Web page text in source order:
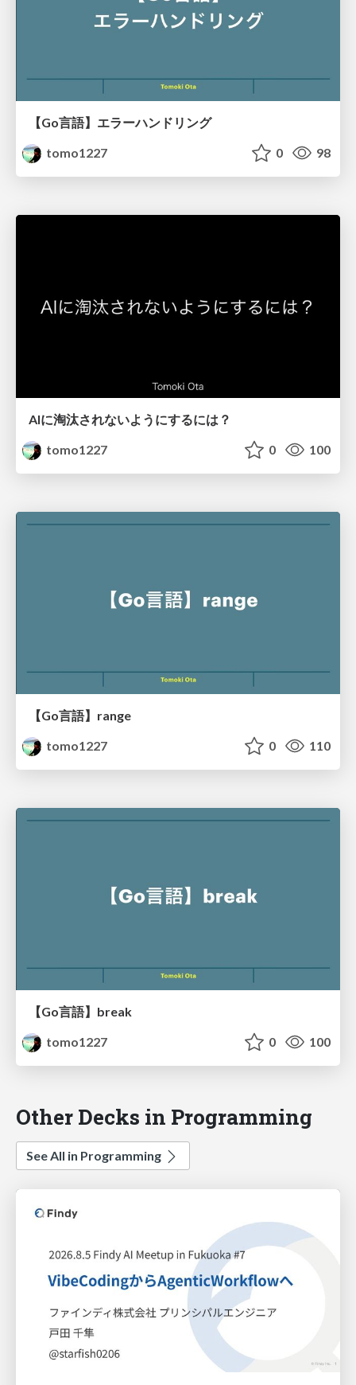
【Go言語】エラーハンドリング
tomo1227
0 98
AIに淘汰されないようにするには？
tomo1227
0 100
【Go言語】range
tomo1227
0 110
【Go言語】break
tomo1227
0 100
Other Decks in Programming
See All in Programming